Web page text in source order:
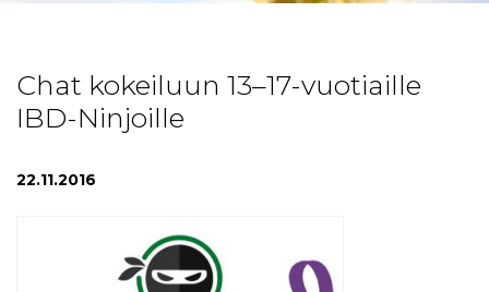
Chat kokeiluun 13–17-vuotiaille
IBD-Ninjoille
22.11.2016